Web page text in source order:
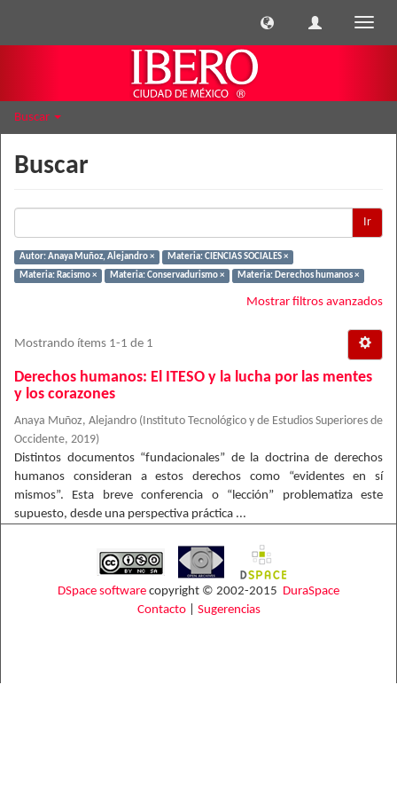
Buscar
Buscar
Ir
Autor: Anaya Muñoz, Alejandro ×
Materia: CIENCIAS SOCIALES ×
Materia: Racismo ×
Materia: Conservadurismo × Materia: Derechos humanos ×
Mostrar filtros avanzados
Mostrando ítems 1-1 de 1
Derechos humanos: El ITESO y la lucha por las mentes
y los corazones
Anaya Muñoz, Alejandro ( Instituto Tecnológico y de Estudios Superiores de
Occidente, 2019)
Distintos documentos “fundacionales” de la doctrina de derechos
humanos consideran a estos derechos como “evidentes en sí
mismos”. Esta breve conferencia o “lección” problematiza este
supuesto, desde una perspectiva práctica ...
DSpace software copyright © 2002-2015 DuraSpace
Contacto| Sugerencias